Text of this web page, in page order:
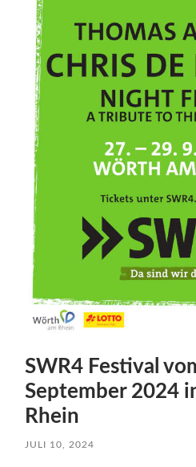
SWR4 Festival
September 2024
Rhein
JULI 10, 2024